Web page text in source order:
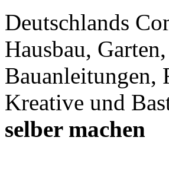
Deutschlands
Hausbau,
Bauanleitungen,
Kreative und
selber machen